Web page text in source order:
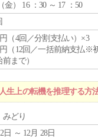
金） 16 ：30 ～ 17 ：50
円（4回／分割支払い）×3
円（12回／一括前納支払※
まで）
生上の転機を推理する方
どり
日 ～ 12月 28日